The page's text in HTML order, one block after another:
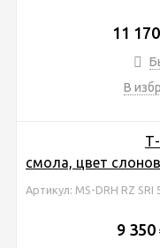
11 170
В
смола, цвет
Артикул: MS-DRH RZ SRI
9 350